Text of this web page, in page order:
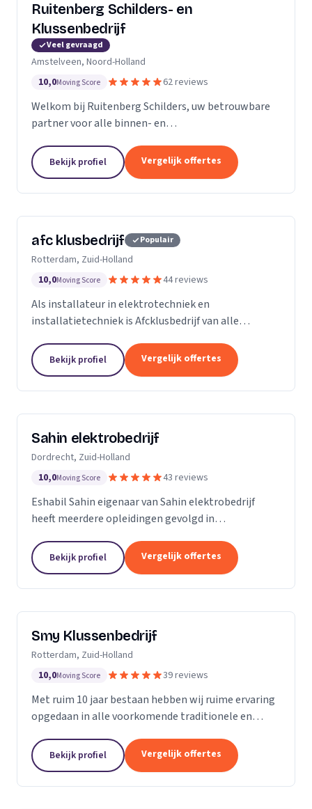
Ruitenberg Schilders- en
Klussenbedrijf
Veel gevraagd
Amstelveen, Noord-Holland
10,0Moving Score 62 reviews
Welkom bij Ruitenberg Schilders, uw betrouwbare
partner voor alle binnen- en
een gevestigde naam in de provincie Noord-Holland,
met een bijzondere...
Bekijk profiel Vergelijk offertes
afc klusbedrijf Populair
Rotterdam, Zuid-Holland
10,0Moving Score 44 reviews
Als installateur in elektrotechniek en
installatietechniek is Afcklusbedrijf van alle
woningbouw, utiliteitsbouw. Op het gebied van
ontwerpen en...
Bekijk profiel Vergelijk offertes
Sahin elektrobedrijf
Dordrecht, Zuid-Holland
10,0Moving Score 43 reviews
Eshabil Sahin eigenaar van Sahin elektrobedrijf
heeft meerdere opleidingen gevolgd in
ging doen want onder andere zijn opa, vader en oom
zijn...
Bekijk profiel Vergelijk offertes
Smy Klussenbedrijf
Rotterdam, Zuid-Holland
10,0Moving Score 39 reviews
Met ruim 10 jaar bestaan hebben wij ruime ervaring
opgedaan in alle voorkomende traditionele en
particuliere en zakelijke bouwbranche.
Bekijk profiel Vergelijk offertes